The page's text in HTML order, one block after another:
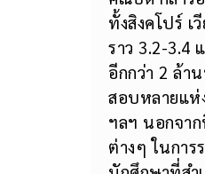
คณบดี กล่าว
ทั้งสิงคโปร์
ราว 3.2-3.4
อีกกว่า 2 ล้
สอบหลายแ
ฯลฯ นอกจา
ต่างๆ ในการ